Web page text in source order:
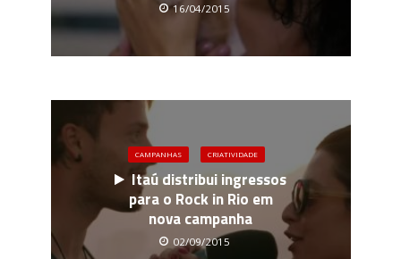
16/04/2015
CAMPANHAS CRIATIVIDADE
Itaú distribui ingressos
para o Rock in Rio em
nova campanha
02/09/2015